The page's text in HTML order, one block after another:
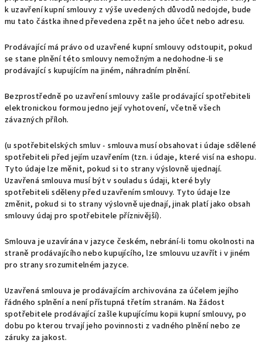
k uzavření kupní smlouvy z výše uvedených důvodů nedojde, bude
mu tato částka ihned převedena zpět na jeho účet nebo adresu.
Prodávající má právo od uzavřené kupní smlouvy odstoupit, pokud
se stane plnění této smlouvy nemožným a nedohodne-li se
prodávající s kupujícím na jiném, náhradním plnění.
Bezprostředně po uzavření smlouvy zašle prodávající spotřebiteli
elektronickou formou jedno její vyhotovení, včetně všech
závazných příloh.
(u spotřebitelských smluv - smlouva musí obsahovat i údaje sdělené
spotřebiteli před jejím uzavřením (tzn. i údaje, které visí na eshopu.
Tyto údaje lze měnit, pokud si to strany výslovně ujednají.
Uzavřená smlouva musí být v souladu s údaji, které byly
spotřebiteli sděleny před uzavřením smlouvy. Tyto údaje lze
změnit, pokud si to strany výslovně ujednají, jinak platí jako obsah
smlouvy údaj pro spotřebitele příznivější).
Smlouva je uzavírána v jazyce českém, nebrání-li tomu okolnosti na
straně prodávajícího nebo kupujícího, lze smlouvu uzavřít i v jiném
pro strany srozumitelném jazyce.
Uzavřená smlouva je prodávajícím archivována za účelem jejího
řádného splnění a není přístupná třetím stranám. Na žádost
spotřebitele prodávající zašle kupujícímu kopii kupní smlouvy, po
dobu po kterou trvají jeho povinnosti z vadného plnění nebo ze
záruky za jakost.